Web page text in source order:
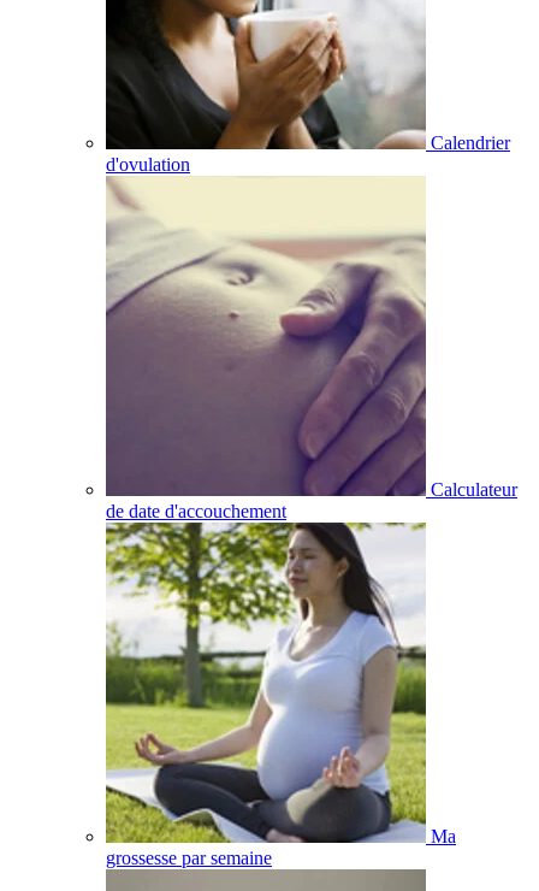
Calendrier
d'ovulation
Calculateur
de date d'accouchement
Ma
grossesse par semaine